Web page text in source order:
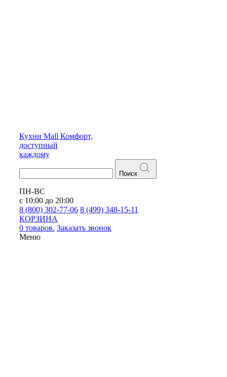
Кухни Mall Комфорт,
доступный
каждому
Поиск
ПН-ВС
с 10:00 до 20:00
8 (800) 302-77-06 8 (499) 348-15-11
КОРЗИНА
0 товаров. Заказать звонок
Меню